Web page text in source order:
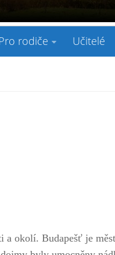
rodiče Učitelé
a okolí. Budapešť je